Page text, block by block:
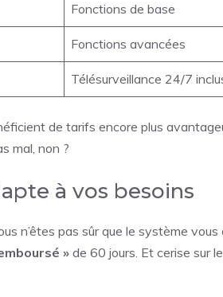
Fonctions de base
Fonctions avancées
Télésurveillance 24/7
de tarifs encore plus
mal, non ?
à vos besoins
n’êtes pas sûr que le système
» de 60 jours. Et cerise sur